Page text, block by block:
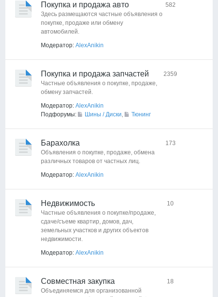
Покупка и продажа авто
Здесь размещаются частные объявления о
покупке, продаже или обмену
автомобилей.
Модератор: AlexAnikin
582
Покупка и продажа запчастей
Частные объявления о покупке, продаже,
обмену запчастей.
Модератор: AlexAnikin
Подфорумы:
Шины / Диски, Тюнинг
2359
Барахолка
Объявления о покупке, продаже, обмена
различных товаров от частных лиц.
Модератор: AlexAnikin
173
Недвижимость
Частные объявления о покупке/продаже,
сдаче/съеме квартир, домов, дач,
земельных участков и других объектов
недвижимости.
Модератор: AlexAnikin
10
Совместная закупка
Объединяемся для организованной
18